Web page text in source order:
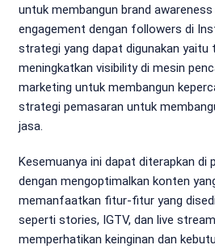
untuk membangun brand
engagement dengan followers di
strategi yang dapat digunakan yaitu
meningkatkan visibility di mesin
marketing untuk membangun
strategi pemasaran untuk
jasa.
Kesemuanya ini dapat diterapkan
dengan mengoptimalkan konten
memanfaatkan fitur-fitur yang
seperti stories, IGTV, dan live
memperhatikan keinginan dan